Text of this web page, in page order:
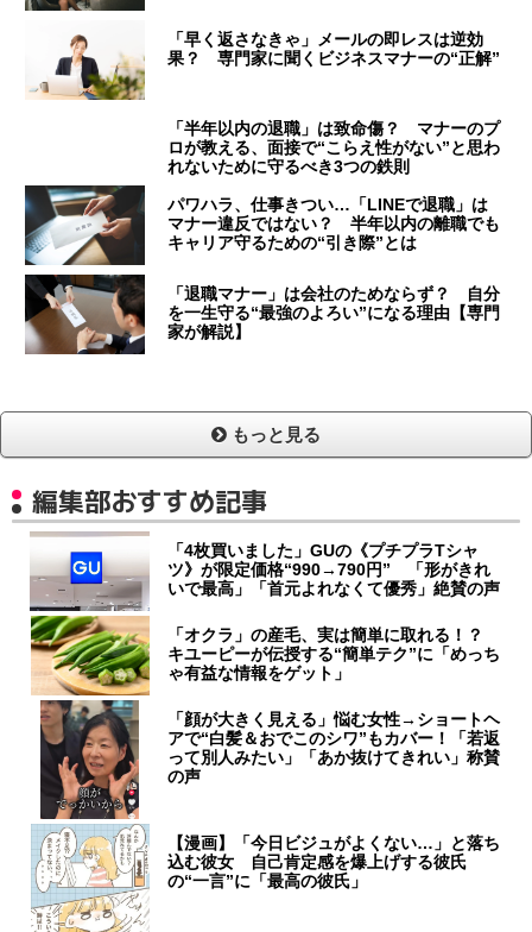
「早く返さなきゃ」メールの即レスは逆効
果？ 専門家に聞くビジネスマナーの“正解”
「半年以内の退職」は致命傷？ マナーのプ
ロが教える、面接で“こらえ性がない”と思わ
れないために守るべき3つの鉄則
パワハラ、仕事きつい…「LINEで退職」は
マナー違反ではない？ 半年以内の離職でも
キャリア守るための“引き際”とは
「退職マナー」は会社のためならず？ 自分
を一生守る“最強のよろい”になる理由【専門
家が解説】
もっと見る
編集部おすすめ記事
「4枚買いました」GUの《プチプラTシャ
ツ》が限定価格“990→790円” 「形がきれ
いで最高」「首元よれなくて優秀」絶賛の声
「オクラ」の産毛、実は簡単に取れる！？
キユーピーが伝授する“簡単テク”に「めっち
ゃ有益な情報をゲット」
「顔が大きく見える」悩む女性→ショートヘ
アで“白髪＆おでこのシワ”もカバー！「若返
って別人みたい」「あか抜けてきれい」称賛
の声
【漫画】「今日ビジュがよくない…」と落ち
込む彼女 自己肯定感を爆上げする彼氏
の“一言”に「最高の彼氏」